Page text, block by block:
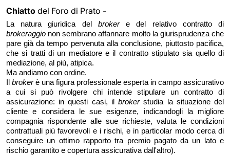
Chiatto del Foro di Prato -
La natura giuridica del brokere del relativo contratto di
brokeraggio non sembrano affannare molto la giurisprudenza che
pare già da tempo pervenuta alla conclusione, piuttosto pacifica,
che si tratti di un mediatore e il contratto stipulato sia quello di
mediazione, al più, atipica.
Ma andiamo con ordine.
brokerè una figura professionale esperta in campo assicurativo
a cui si può rivolgere chi intende stipulare un contratto di
assicurazione: in questi casi, ilbrokerstudia la situazione del
cliente e considera le sue esigenze, indicandogli la migliore
compagnia rispondente alle sue richieste, valuta le condizioni
contrattuali più favorevoli e i rischi, e in particolar modo cerca di
conseguire un ottimo rapporto tra premio pagato da un lato e
rischio garantito e copertura assicurativa dall'altro).